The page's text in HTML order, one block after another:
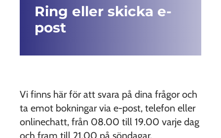
Ring eller skicka e-
post
Vi finns här för att svara på dina frågor och
ta emot bokningar via e-post, telefon eller
onlinechatt, från 08.00 till 19.00 varje dag
och fram till 21.00 på söndagar.